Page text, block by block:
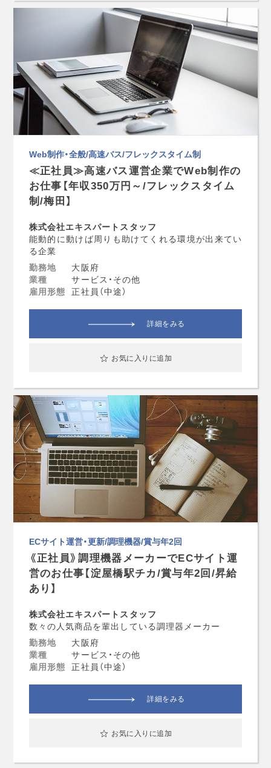
Web制作・全般/高速バス/フレックスタイム制
≪正社員≫高速バス運営企業でWeb制作の
お仕事【年収350万円～/フレックスタイム
制/梅田】
株式会社エキスパートスタッフ
能動的に動けば周りも助けてくれる環境が出来てい
る企業
勤務地
大阪府
業種
サービス・その他
雇用形態 正社員（中途）
詳細をみる
お気に入りに追加
ECサイト運営・更新/調理機器/賞与年2回
《正社員》調理機器メーカーでECサイト運
営のお仕事【淀屋橋駅チカ/賞与年2回/昇給
あり】
株式会社エキスパートスタッフ
数々の人気商品を輩出している調理器メーカー
勤務地
大阪府
業種
サービス・その他
雇用形態 正社員（中途）
詳細をみる
お気に入りに追加